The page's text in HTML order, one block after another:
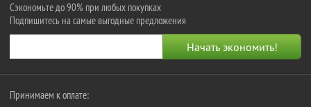
Сэкономьте до 90% при любых покупках
Подпишитесь на самые выгодные предложения
Принимаем к оплате: